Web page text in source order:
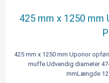
425 mm x 1250 mm
425 mm x 1250 mm Uponor
muffe.Udvendig diameter
mmLængde